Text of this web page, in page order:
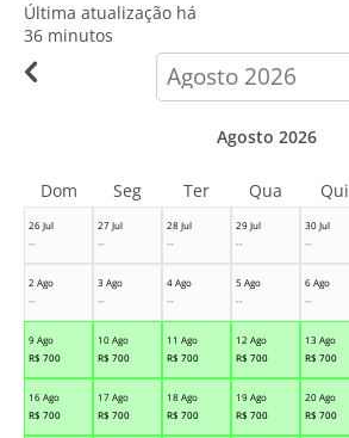
Última atualização há
36 minutos
calendar-
month
26 Jul
--
27 Jul
--
28 Jul
--
29 Jul
--
30 Jul
--
2 Ago
--
3 Ago
--
4 Ago
--
5 Ago
--
6 Ago
--
9 Ago
R$ 700
10 Ago
R$ 700
11 Ago
R$ 700
12 Ago
R$ 700
13 Ago
R$ 700
16 Ago
R$ 700
17 Ago
R$ 700
18 Ago
R$ 700
19 Ago
R$ 700
20 Ago
R$ 700
Agosto 2026
Dom Seg Ter Qua Qui